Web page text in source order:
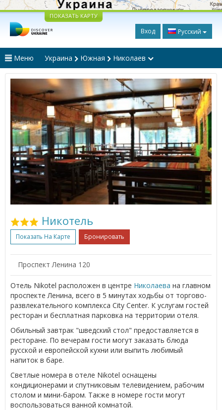
ПОКАЗАТЬ КАРТУ
Вход Русский
Меню Украина Южная Николаев
Никотель
Показать На Карте Бронировать
Проспект Ленина 120
Отель Nikotel расположен в центре Николаева на главном
проспекте Ленина, всего в 5 минутах ходьбы от торгово-
развлекательного комплекса City Center. К услугам гостей
ресторан и бесплатная парковка на территории отеля.
Обильный завтрак "шведский стол" предоставляется в
ресторане. По вечерам гости могут заказать блюда
русской и европейской кухни или выпить любимый
напиток в баре.
Светлые номера в отеле Nikotel оснащены
кондиционерами и спутниковым телевидением, рабочим
столом и мини-баром. Также в номере гости могут
воспользоваться ванной комнатой.